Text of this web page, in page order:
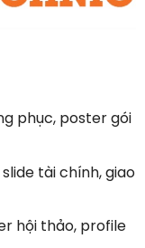
phục, poster gói
tài chính, giao
hội thảo, profile